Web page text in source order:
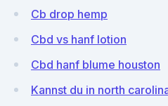
Cb drop hemp
Cbd vs hanf lotion
Cbd hanf blume houston
Kannst du in north